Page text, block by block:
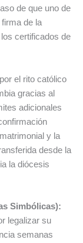
de que uno de
de la
certificados de
el rito católico
gracias al
adicionales
y la
desde la
la diócesis
Simbólicas):
legalizar su
semanas